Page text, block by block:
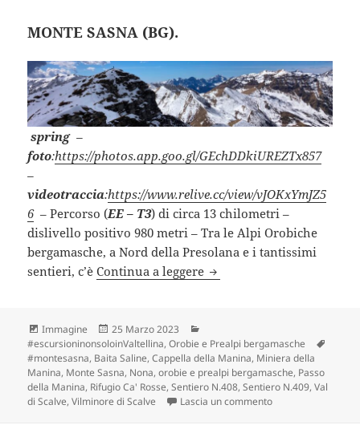
MONTE SASNA (BG).
spring–
foto:https://photos.app.goo.gl/GEchDDkiUREZTx857
–
videotraccia:https://www.relive.cc/view/vJOKxYmJZ5
6 – Percorso (EE – T3) di circa 13 chilometri –
dislivello positivo 980 metri – Tra le Alpi Orobiche
bergamasche, a Nord della Presolana e i tantissimi
sentieri, c’èContinua a leggere MONTE SASNA (BG).
Formato
Immagine
Scritto
il
25 Marzo 2023
#escursioninonsoloinValtellina,Orobie e Prealpi bergamasche
#montesasna, Baita Saline,Cappella della Manina, Miniera della
Manina, Monte Sasna, Nona,orobie e prealpi bergamasche, Passo
della Manina, Rifugio Ca' Rosse,Sentiero N.408,Sentiero N.409,Val
di Scalve,Vilminore di Scalve Lascia un commentosu MONTE SASNA